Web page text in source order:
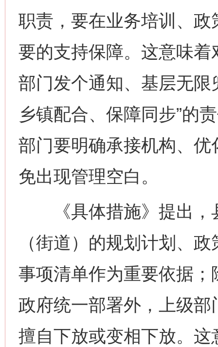
职责，要在业务培训、
要的支持保障。这意味
部门发个通知、基层无限
乡镇配合、保障同步”的
部门要明确承接机构、
免出现管理空白。
《具体措施》提出，
（街道）的规划计划、
事项清单作为重要依据
政府统一部署外，上级
擅自下放或变相下放。